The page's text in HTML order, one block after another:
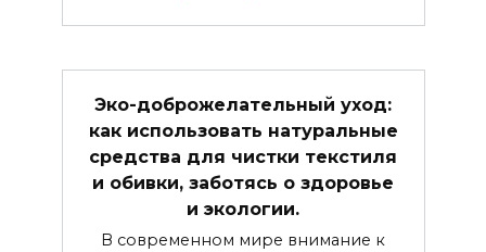
Эко-доброжелательный уход:
как использовать натуральные
средства для чистки текстиля
и обивки, заботясь о здоровье
и экологии.
В современном мире внимание к